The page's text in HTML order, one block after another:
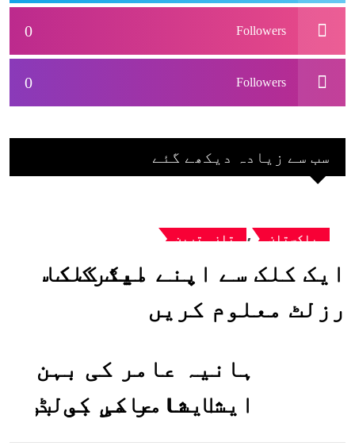
0 Followers
0 Followers
سب سے زیادہ دیکھے گئے
پاکستان , تازہ ترین
ایک کلک سے اپنے میٹرک کا
رزلٹ معلوم کریں
ہانیہ عامر کی بہن
ایشا عامر کی بولڈ
تصاویر وائرل ہو